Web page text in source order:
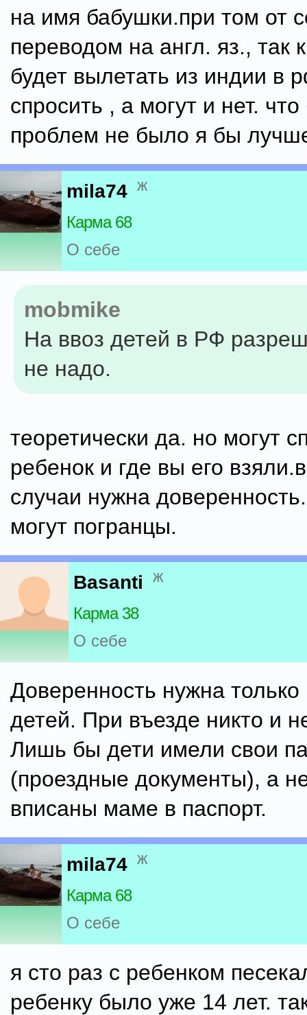
на имя бабушки.при том от
переводом на англ. яз., так
будет вылетать из индии в
спросить , а могут и нет.
проблем не было я бы
mila74 ж
Карма 68
О себе
mobmike
На ввоз детей в РФ
не надо.
теоретически да. но могут
ребенок и где вы его
случаи нужна
могут погранцы.
Basanti ж
Карма 38
О себе
Доверенность нужна
детей. При въезде никто и
Лишь бы дети имели свои
(проездные документы), а
вписаны маме в паспорт.
mila74 ж
Карма 68
О себе
я сто раз с ребенком
ребенку было уже 14 лет.